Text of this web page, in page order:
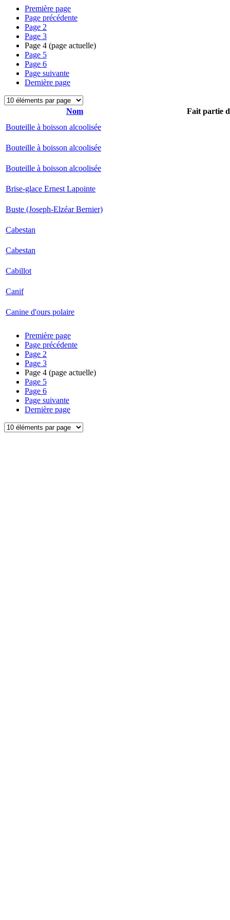
Première page
Page précédente
Page 2
Page 3
Page 4 (page actuelle)
Page 5
Page 6
Page suivante
Dernière page
Nom
Fait partie
Bouteille à boisson alcoolisée
Bouteille à boisson alcoolisée
Bouteille à boisson alcoolisée
Brise-glace Ernest Lapointe
Buste (Joseph-Elzéar Bernier)
Cabestan
Cabestan
Cabillot
Canif
Canine d'ours polaire
Première page
Page précédente
Page 2
Page 3
Page 4 (page actuelle)
Page 5
Page 6
Page suivante
Dernière page